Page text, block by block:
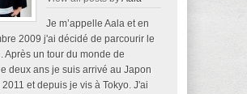
Je m’appelle Aala et en
2009 j'ai décidé de parcourir le
Après un tour du monde de
deux ans je suis arrivé au Japon
et depuis je vis à Tokyo. J'ai